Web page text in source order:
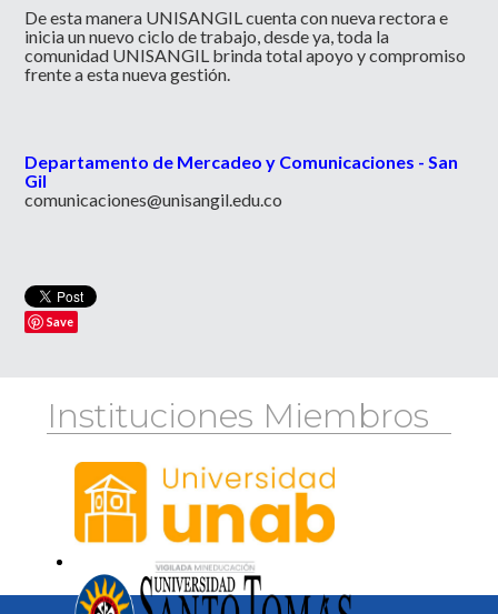
De esta manera UNISANGIL cuenta con nueva rectora e
inicia un nuevo ciclo de trabajo, desde ya, toda la
comunidad UNISANGIL brinda total apoyo y compromiso
frente a esta nueva gestión.
Departamento de Mercadeo y Comunicaciones - San
Gil
comunicaciones@unisangil.edu.co
Save
Instituciones Miembros